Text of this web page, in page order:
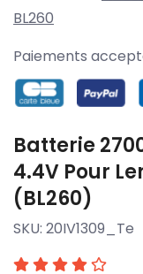
BL260
Paiements
Batterie
4.4V Pour
(BL260)
SKU: 20IV1309_Te